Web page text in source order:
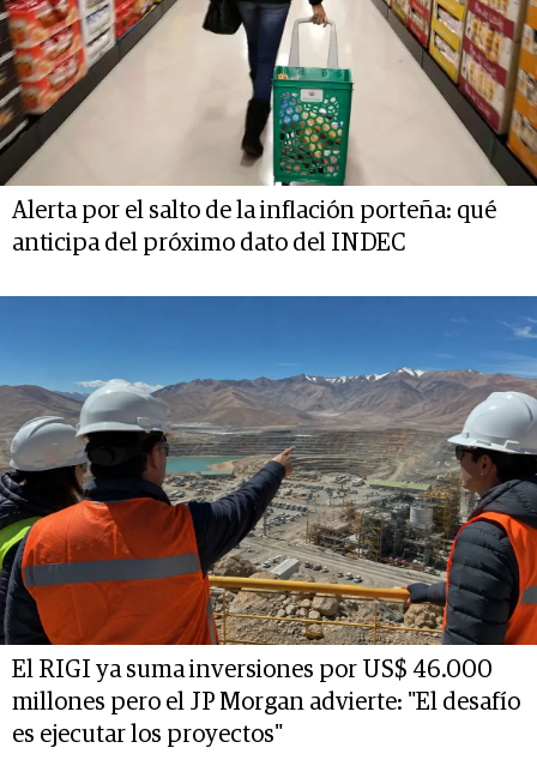
Alerta por el salto de la inflación porteña: qué
anticipa del próximo dato del INDEC
El RIGI ya suma inversiones por US$ 46.000
millones pero el JP Morgan advierte: "El desafío
es ejecutar los proyectos"